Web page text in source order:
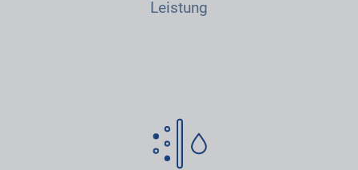
Leistung